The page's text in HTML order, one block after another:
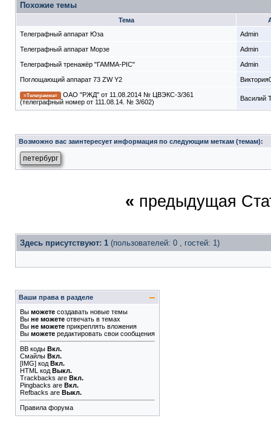
Похожие темы
Тема
Телеграфный аппарат Юза
Admin
Телеграфный аппарат Морзе Admin
Телеграфный тренажёр "ГАММА-PIC" Admin
Поглощающий аппарат 73 ZW Y2
=Телеграмма=
ОАО "РЖД" от 11.08.2014 № ЦВЭКС-3/361
(телеграфный номер от 111.08.14. № 3/602)
Василий
Возможно вас заинтересует информация по следующим меткам (темам):
петербург
« предыдущая
Здесь присутствуют: 1 (пользователей: 0 , гостей: 1)
Ваши права в разделе
Вы можете создавать новые темы
Вы не можете отвечать в темах
Вы не можете прикреплять вложения
Вы можете редактировать свои сообщения
BB коды Вкл.
Смайлы Вкл.
[IMG] код Вкл.
HTML код Выкл.
Trackbacks are Вкл.
Pingbacks are Вкл.
Refbacks are Выкл.
Правила форума